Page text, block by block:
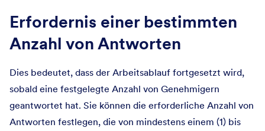
Erfordernis einer bestimmten
Anzahl von Antworten
Dies bedeutet, dass der Arbeitsablauf fortgesetzt wird,
sobald eine festgelegte Anzahl von Genehmigern
geantwortet hat. Sie können die erforderliche Anzahl von
Antworten festlegen, die von mindestens einem (1) bis